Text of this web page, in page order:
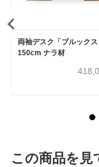
両袖デスク「ブルック
150cm ナラ材
この商品を